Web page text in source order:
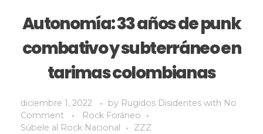
Autonomía: 33 años de punk
combativo y subterráneo en
tarimas colombianas
diciembre 1, 2022 by Rugidos Disidentes with No
Comment
Rock Foráneo
Súbele al Rock Nacional
ZZZ